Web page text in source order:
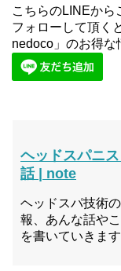
こちらのLINEから
フォローして頂く
nedoco」のお得な
ヘッドスパニ
話 | note
ヘッドスパ技術
報、あんな話や
を書いていきます